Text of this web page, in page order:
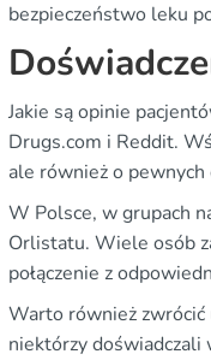
bezpieczeństwo leku
Jakie są opinie
Drugs.com i Reddit.
ale również o pewnych
W Polsce, w grupach
Orlistatu. Wiele osób
połączenie z
Warto również zwrócić
niektórzy doświadczali